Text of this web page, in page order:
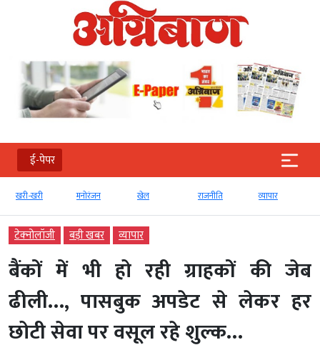
ई-पेपर
खरी-खरी मनोरंजन खेल राजनीति व्‍यापार
टेक्‍नोलॉजी बड़ी खबर व्‍यापार
बैंकों में भी हो रही ग्राहकों की जेब
ढीली…, पासबुक अपडेट से लेकर हर
छोटी सेवा पर वसूल रहे शुल्क…